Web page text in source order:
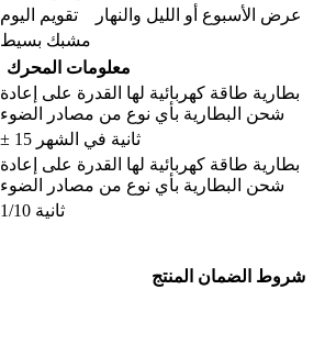
عرض الأسبوع أو الليل والنهار تقویم الیوم
مشبك بسيط
معلومات المحرك
بطارية طاقة كهربائية لها القدرة على إعادة
شحن البطارية بأي نوع من مصادر الضوء
± 15 ثانية في الشهر
بطارية طاقة كهربائية لها القدرة على إعادة
شحن البطارية بأي نوع من مصادر الضوء
1/10 ثانية
شروط الضمان المنتج